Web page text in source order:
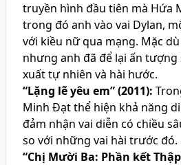
truyền hình đầu tiên mà Hứa
trong đó anh vào vai Dylan,
với kiều nữ qua mạng. Mặc
nhưng anh đã để lại ấn tượng
xuất tự nhiên và hài hước.
“Lặng lẽ yêu em” (2011):
Minh Đạt thể hiện khả năng
đảm nhận vai diễn có chiều
so với những vai hài trước đó.
“Chị Mười Ba: Phần kết